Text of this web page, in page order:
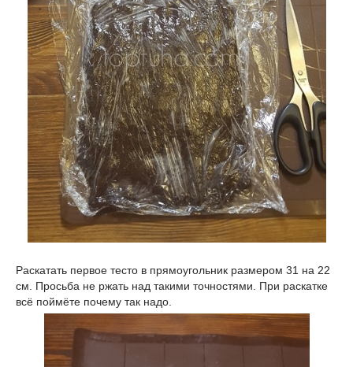
Раскатать первое тесто в прямоугольник размером 31 на 22
см. Просьба не ржать над такими точностями. При раскатке
всё поймёте почему так надо.